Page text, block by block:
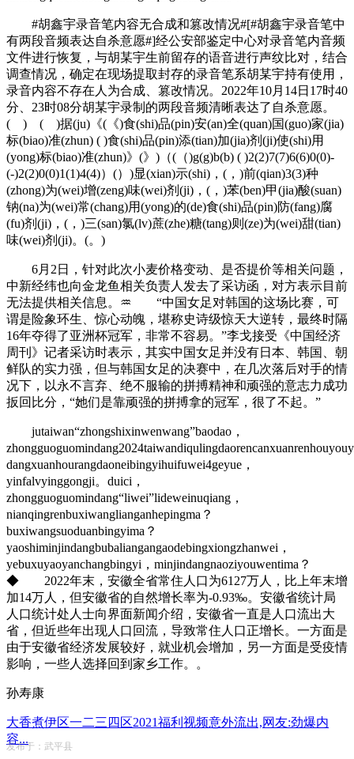
#胡鑫宇录音笔内容无合成和篡改情况#[#胡鑫宇录音笔中
有两段音频表达自杀意愿#]经公安部鉴定中心对录音笔内音频
文件进行恢复，与胡某宇生前留存的语音进行声纹比对，结合
调查情况，确定在现场提取封存的录音笔系胡某宇持有使用，
录音内容不存在人为合成、篡改情况。2022年10月14日17时40
分、23时08分胡某宇录制的两段音频清晰表达了自杀意愿。
( ) ( )据(ju)《(《)食(shi)品(pin)安(an)全(quan)国(guo)家(jia)
标(biao)准(zhun) ( )食(shi)品(pin)添(tian)加(jia)剂(ji)使(shi)用
(yong)标(biao)准(zhun)》(》)（(（)g(g)b(b) ( )2(2)7(7)6(6)0(0)-
(-)2(2)0(0)1(1)4(4)）(）)显(xian)示(shi)，(，)前(qian)3(3)种
(zhong)为(wei)增(zeng)味(wei)剂(ji)，(，)苯(ben)甲(jia)酸(suan)
钠(na)为(wei)常(chang)用(yong)的(de)食(shi)品(pin)防(fang)腐
(fu)剂(ji)，(，)三(san)氯(lv)蔗(zhe)糖(tang)则(ze)为(wei)甜(tian)
味(wei)剂(ji)。(。)
6月2日，针对此次小麦价格变动、是否提价等相关问题，
中新经纬也向金龙鱼相关负责人发去了采访函，对方表示目前
无法提供相关信息。♒ “中国女足对韩国的这场比赛，可
谓是险象环生、惊心动魄，堪称史诗级惊天大逆转，最终时隔
16年夺得了亚洲杯冠军，非常不容易。”李戈接受《中国经济
周刊》记者采访时表示，其实中国女足并没有日本、韩国、朝
鲜队的实力强，但与韩国女足的决赛中，在几次落后对手的情
况下，以永不言弃、绝不服输的拼搏精神和顽强的意志力成功
扳回比分，“她们是靠顽强的拼搏拿的冠军，很了不起。”
jutaiwan“zhongshixinwenwang”baodao，
dangxuanhourangdaoneibingyihuifuwei4geyue，
yinfalvyinggongji。duici，
zhongguoguomindang“liwei”lideweinuqiang，
nianqingrenbuxiwanglianganhepingma？
buxiwangsuoduanbingyima？
yaoshiminjindangbubaliangangaodebingxiongzhanwei，
yebuxuyaoyanchangbingyi，minjindangnaoziyouwentima？
◆ 2022年末，安徽全省常住人口为6127万人，比上年末增
加14万人，但安徽省的自然增长率为-0.93‰。安徽省统计局
人口统计处人士向界面新闻介绍，安徽省一直是人口流出大
省，但近些年出现人口回流，导致常住人口正增长。一方面是
由于安徽省经济发展较好，就业机会增加，另一方面是受疫情
影响，一些人选择回到家乡工作。。
孙寿康
大香煮伊区一二三四区2021福利视频意外流出,网友:劲爆内
容...
发布于：武平县